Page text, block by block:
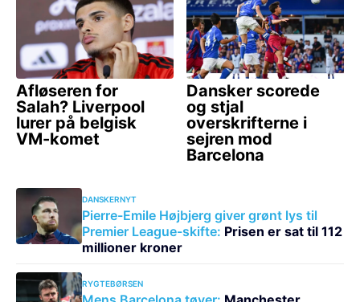
DANSKERNYT
Pierre-Emile Højbjerg giver grønt lys til
Premier League-skifte: Prisen er sat til 112
millioner kroner
RYGTEBØRSEN